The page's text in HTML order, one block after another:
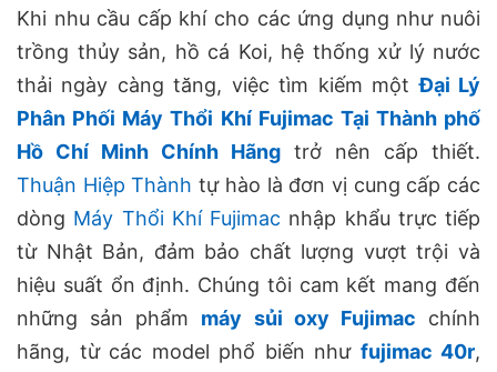
Khi nhu cầu cấp khí cho các ứng dụng như nuôi
trồng thủy sản, hồ cá Koi, hệ thống xử lý nước
thải ngày càng tăng, việc tìm kiếm mộtĐại Lý
Phân Phối Máy Thổi Khí Fujimac Tại Thành phố
Hồ Chí Minh Chính Hãng trở nên cấp thiết.
Thuận Hiệp Thành tự hào là đơn vị cung cấp các
dòng Máy Thổi Khí Fujimac nhập khẩu trực tiếp
từ Nhật Bản, đảm bảo chất lượng vượt trội và
hiệu suất ổn định. Chúng tôi cam kết mang đến
những sản phẩm máy sủi oxy Fujimac chính
hãng, từ các model phổ biến như fujimac 40r,